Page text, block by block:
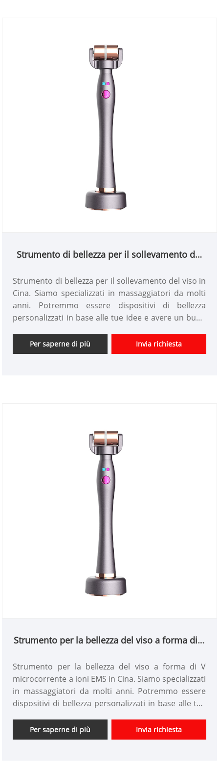
Strumento di bellezza per il sollevamento del
Strumento di bellezza per il sollevamento del viso in
Cina. Siamo specializzati in massaggiatori da molti
anni. Potremmo essere dispositivi di bellezza
personalizzati in base alle tue idee e avere un buon
apparecchi per la cura personale in Cina. Non
vediamo l'ora della tua collaborazione.
Per saperne di più Invia richiesta
Strumento per la bellezza del viso a forma di V
Strumento per la bellezza del viso a forma di V
microcorrente a ioni EMS in Cina. Siamo specializzati
in massaggiatori da molti anni. Potremmo essere
dispositivi di bellezza personalizzati in base alle tue
fornitori professionali di apparecchi per la cura
personale in Cina. Non vediamo l'ora della tua
Per saperne di più Invia richiesta